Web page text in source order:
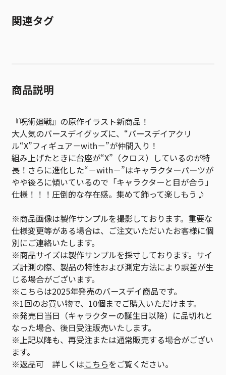
関連タグ
商品説明
『呪術廻戦』の原作イラスト新商品！
大人気のバースデイグッズに、“バースデイアクリ
ル“X”フィギュア－with－”が仲間入り！
組み上げたときに台座が“X”（クロス）しているのが特
長！さらに進化した“－with－”はキャラクターパーツが
やや後ろに傾いているので「キャラクターと目が合う」
仕様！！！圧倒的な存在感。集めて飾って楽しもう♪
※商品画像は製作サンプルを撮影しております。重要な
仕様変更等がある場合は、ご注文いただいたお客様に個
別にご連絡いたします。
※商品サイズは製作サンプルを採寸しております。サイ
ズ計測の際、製品の特性および測定方法により誤差が生
じる場合がございます。
※こちらは2025年発売のバースデイ商品です。
※1回のお買い物で、10個までご購入いただけます。
※発売日当日（キャラクターの誕生日以降）に品切れと
なった場合、後日受注販売いたします。
※上記以降も、再受注または通常販売する場合がござい
ます。
※返品可 詳しくはこちらをご覧ください。